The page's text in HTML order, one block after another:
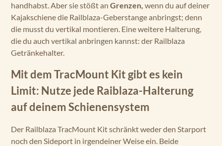
handhabst. Aber sie stößt an Grenzen, wenn du auf deiner
Kajakschiene die Railblaza-Geberstange anbringst; denn
die musst du vertikal montieren. Eine weitere Halterung,
die du auch vertikal anbringen kannst: der Railblaza
Getränkehalter.
Mit dem TracMount Kit gibt es kein
Limit: Nutze jede Raiblaza-Halterung
auf deinem Schienensystem
Der Railblaza TracMount Kit schränkt weder den Starport
noch den Sideport in irgendeiner Weise ein. Beide